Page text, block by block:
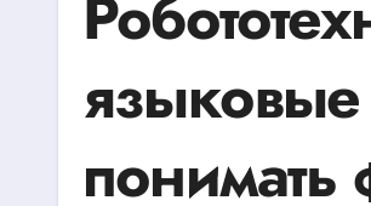
языковые
понимать